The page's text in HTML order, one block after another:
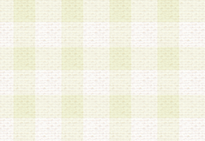
2.会員登録希望者は、本規約
画 面」において、当社が指
を行うものとします。当社
会員として本サービスを 受
を付与します。
3.会員は、会員登録の際に申
いかなる虚偽の申告をも行っ